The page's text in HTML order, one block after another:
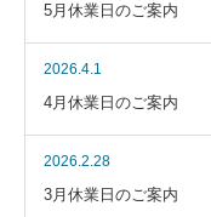
5月休業日のご案内
2026.4.1
4月休業日のご案内
2026.2.28
3月休業日のご案内